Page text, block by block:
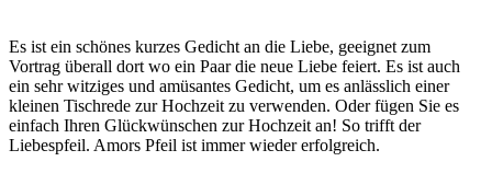
Es ist ein schönes kurzes Gedicht an die Liebe, geeignet zum
Vortrag überall dort wo ein Paar die neue Liebe feiert. Es ist auch
ein sehr witziges und amüsantes Gedicht, um es anlässlich einer
kleinen Tischrede zur Hochzeit zu verwenden. Oder fügen Sie es
einfach Ihren Glückwünschen zur Hochzeit an! So trifft der
Liebespfeil. Amors Pfeil ist immer wieder erfolgreich.